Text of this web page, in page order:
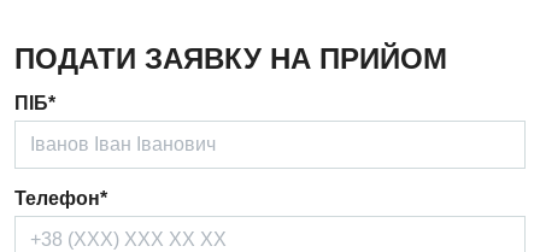
Дієтологія
Кардіологія
ПОДАТИ ЗАЯВКУ НА ПРИЙОМ
ПІБ*
Телефон*